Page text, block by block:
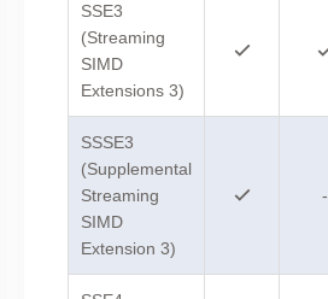
SSE3
(Streaming
SIMD
Extensions 3)
SSSE3
(Supplemental
Streaming
SIMD
Extension 3)
-